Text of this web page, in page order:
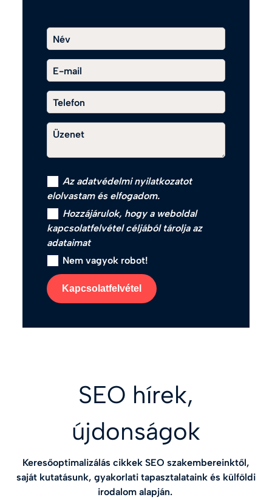
Név
E-mail
Telefon
Üzenet
Az adatvédelmi nyilatkozatot
elolvastam és elfogadom.
Hozzájárulok, hogy a weboldal
kapcsolatfelvétel céljából tárolja az
adataimat
Nem vagyok robot!
Kapcsolatfelvétel
SEO hírek,
újdonságok
Keresőoptimalizálás cikkek SEO szakembereinktől,
saját kutatásunk, gyakorlati tapasztalataink és külföldi
irodalom alapján.